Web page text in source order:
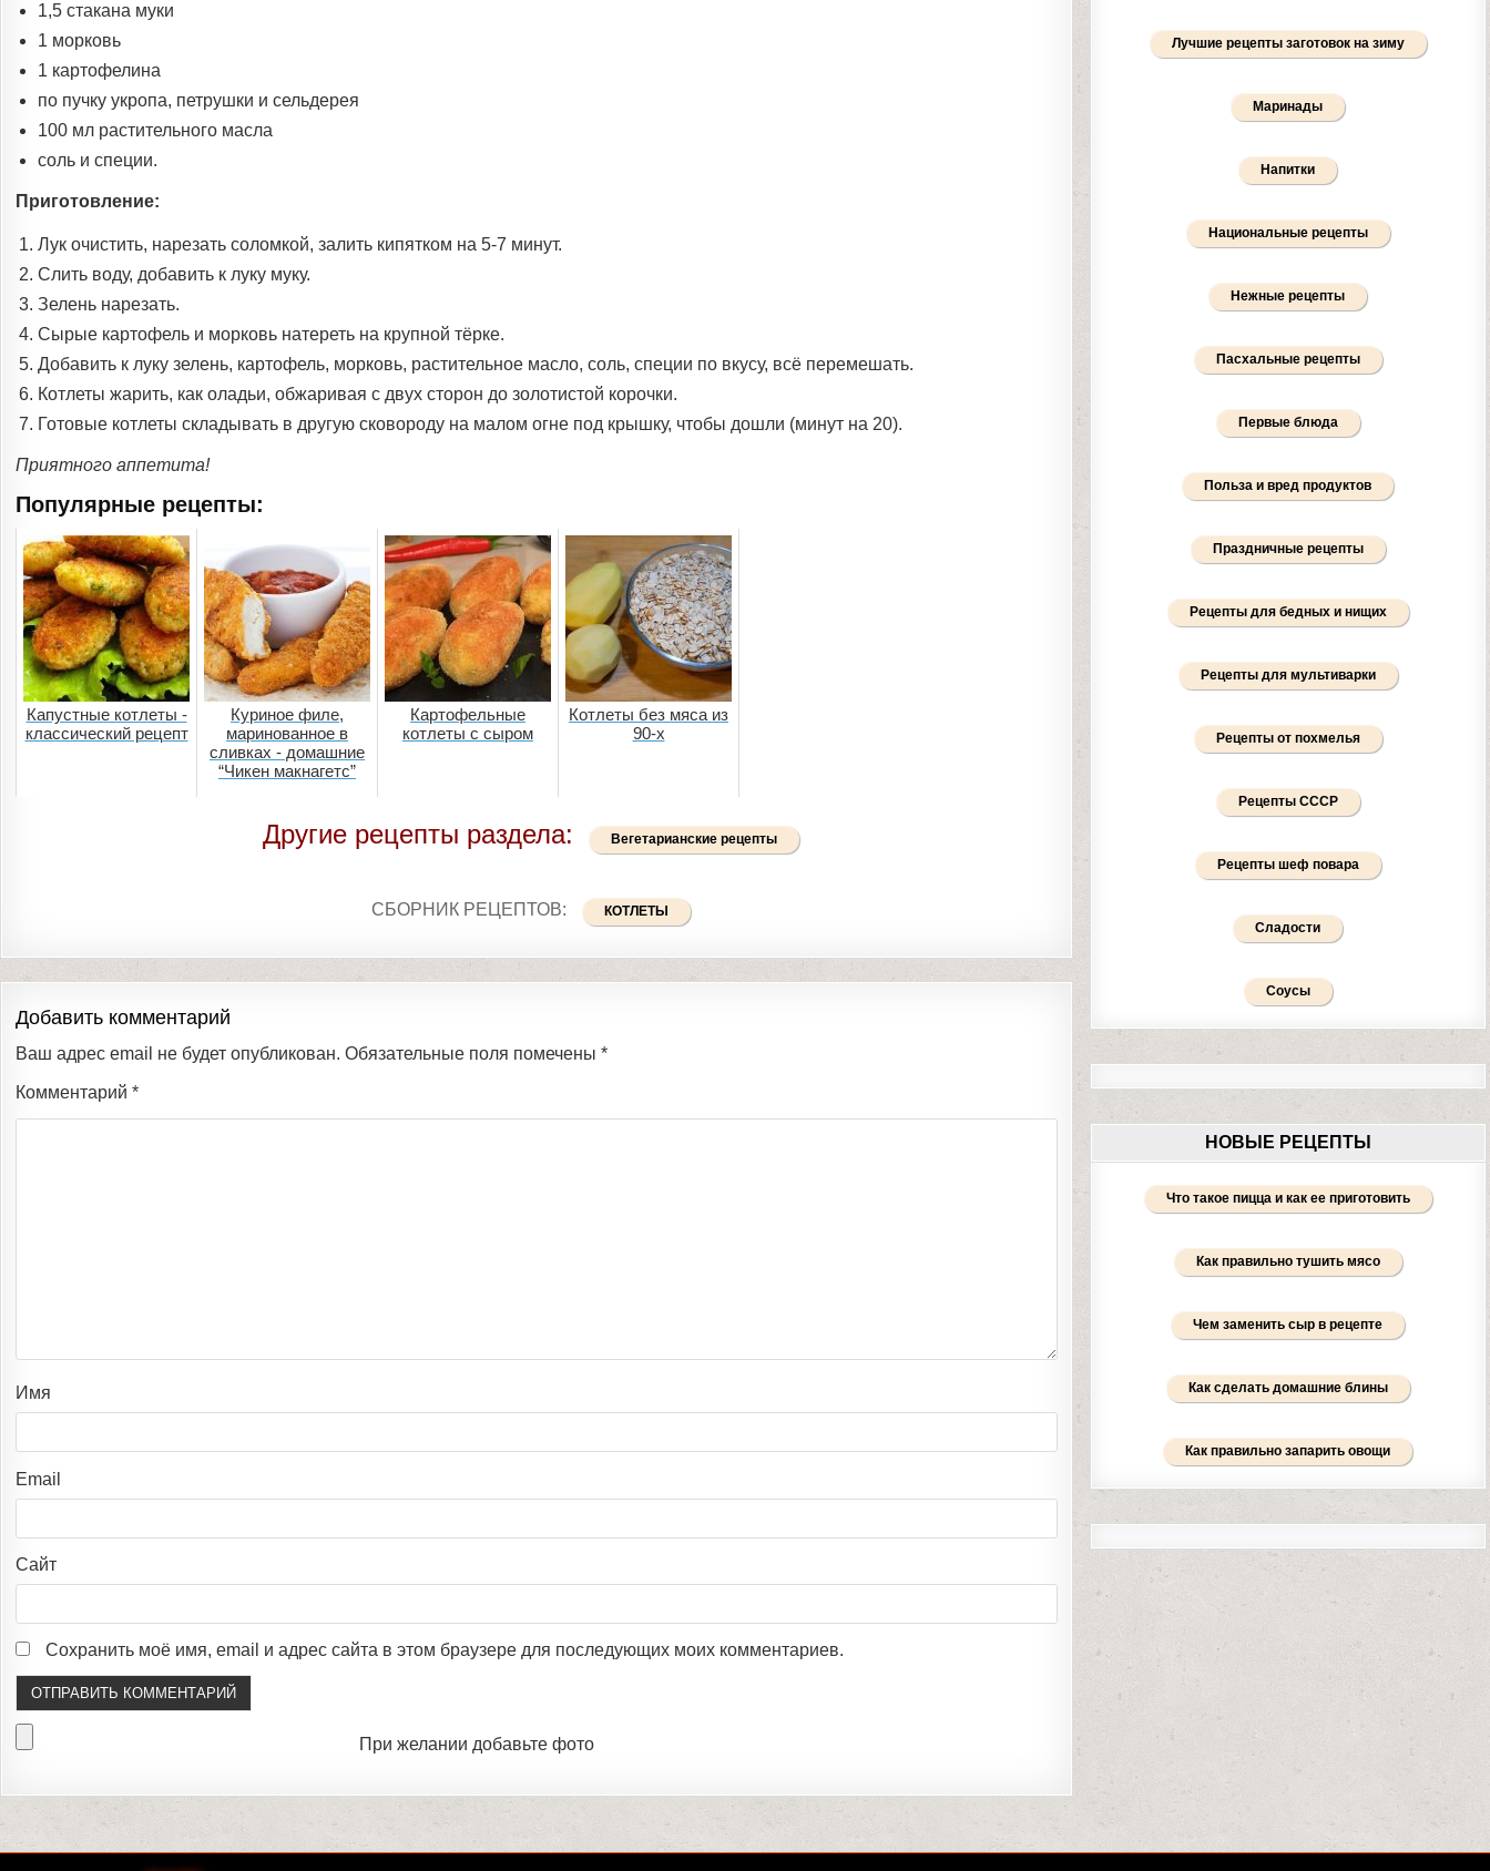
1,5 стакана муки
1 морковь
1 картофелина
по пучку укропа, петрушки и сельдерея
100 мл растительного масла
соль и специи.
Приготовление:
Лук очистить, нарезать соломкой, залить кипятком на 5-7 минут.
Слить воду, добавить к луку муку.
Зелень нарезать.
Сырые картофель и морковь натереть на крупной тёрке.
Добавить к луку зелень, картофель, морковь, растительное масло, соль, специи по вкусу, всё перемешать.
Котлеты жарить, как оладьи, обжаривая с двух сторон до золотистой корочки.
Готовые котлеты складывать в другую сковороду на малом огне под крышку, чтобы дошли (минут на 20).
Приятного аппетита!
Популярные рецепты:
Капустные котлеты -
классический рецепт
Куриное филе,
маринованное в
сливках - домашние
“Чикен макнагетс”
Картофельные
котлеты с сыром
Котлеты без мяса из
90-х
Другие рецепты раздела: Вегетарианские рецепты
СБОРНИК РЕЦЕПТОВ: КОТЛЕТЫ
Добавить комментарий
Ваш адрес email не будет опубликован. Обязательные поля помечены *
Комментарий *
Имя
Email
Сайт
Сохранить моё имя, email и адрес сайта в этом браузере для последующих моих комментариев.
При желании добавьте фото
Лучшие рецепты заготовок на зиму
Маринады
Напитки
Национальные рецепты
Нежные рецепты
Пасхальные рецепты
Первые блюда
Польза и вред продуктов
Праздничные рецепты
Рецепты для бедных и нищих
Рецепты для мультиварки
Рецепты от похмелья
Рецепты СССР
Рецепты шеф повара
Сладости
Соусы
НОВЫЕ РЕЦЕПТЫ
Что такое пицца и как ее приготовить
Как правильно тушить мясо
Чем заменить сыр в рецепте
Как сделать домашние блины
Как правильно запарить овощи